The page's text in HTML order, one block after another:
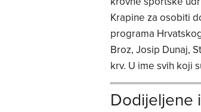
Krapine za osobiti
programa
Broz, Josip Dunaj,
krv. U ime svih koji
Dodijeljene